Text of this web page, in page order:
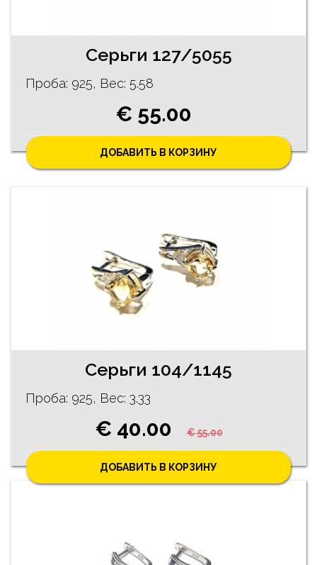
Серьги 127/5055
Проба: 925, Bес: 5.58
€ 55.00
ДОБАВИТЬ В КОРЗИНУ
Серьги 104/1145
Проба: 925, Bес: 3.33
€ 40.00€ 55.00
ДОБАВИТЬ В КОРЗИНУ